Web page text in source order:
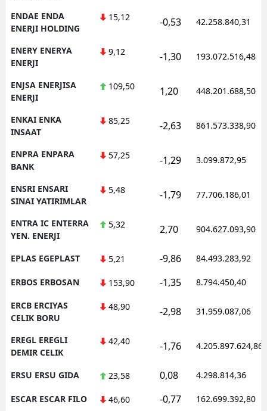
ENDAE ENDA
ENERJI HOLDING
15,12 -0,53 42.258.840,31
ENERY ENERYA
ENERJI
9,12 -1,30 193.072.516,48
ENJSA ENERJISA
ENERJI
109,50 1,20 448.201.688,50
ENKAI ENKA
INSAAT
85,25 -2,63 861.573.338,90
ENPRA ENPARA
BANK
57,25 -1,29 3.099.872,95
ENSRI ENSARI
SINAI YATIRIMLAR
5,48 -1,79 77.706.186,01
ENTRA IC ENTERRA
YEN. ENERJI
5,32 2,70 904.627.093,90
EPLAS EGEPLAST 5,21 -9,86 84.493.283,92
ERBOS ERBOSAN 153,90 -1,35 8.794.450,40
ERCB ERCIYAS
CELIK BORU
48,90 -2,98 31.959.087,06
EREGL EREGLI
DEMIR CELIK
42,40 -1,76 4.205.897.624,86
ERSU ERSU GIDA 23,58 0,08 4.298.814,36
ESCAR ESCAR FILO 46,60 -0,77 162.699.392,80